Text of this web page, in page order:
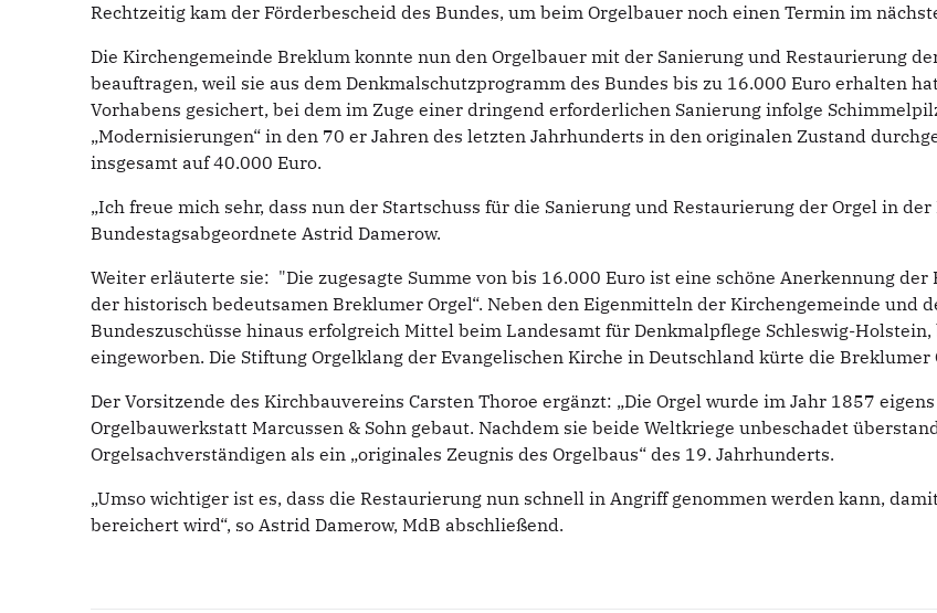
Rechtzeitig kam der Förderbescheid des Bundes, um beim Orgelbauer noch einen Termin im
Die Kirchengemeinde Breklum konnte nun den Orgelbauer mit der Sanierung und Restaurierung
beauftragen, weil sie aus dem Denkmalschutzprogramm des Bundes bis zu 16.000 Euro erhalten
Vorhabens gesichert, bei dem im Zuge einer dringend erforderlichen Sanierung infolge
„Modernisierungen“ in den 70 er Jahren des letzten Jahrhunderts in den originalen Zustand
insgesamt auf 40.000 Euro.
„Ich freue mich sehr, dass nun der Startschuss für die Sanierung und Restaurierung der Orgel in
Bundestagsabgeordnete Astrid Damerow.
Weiter erläuterte sie: "Die zugesagte Summe von bis 16.000 Euro ist eine schöne Anerkennung
der historisch bedeutsamen Breklumer Orgel“. Neben den Eigenmitteln der Kirchengemeinde und
Bundeszuschüsse hinaus erfolgreich Mittel beim Landesamt für Denkmalpflege Schleswig-
eingeworben. Die Stiftung Orgelklang der Evangelischen Kirche in Deutschland kürte die Breklumer
Der Vorsitzende des Kirchbauvereins Carsten Thoroe ergänzt: „Die Orgel wurde im Jahr 1857
Orgelbauwerkstatt Marcussen & Sohn gebaut. Nachdem sie beide Weltkriege unbeschadet
Orgelsachverständigen als ein „originales Zeugnis des Orgelbaus“ des 19. Jahrhunderts.
„Umso wichtiger ist es, dass die Restaurierung nun schnell in Angriff genommen werden kann,
bereichert wird“, so Astrid Damerow, MdB abschließend.